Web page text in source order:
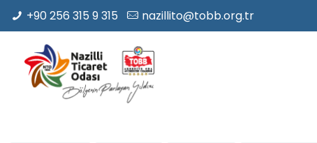
+90 256 315 9 315 nazillito@tobb.org.tr